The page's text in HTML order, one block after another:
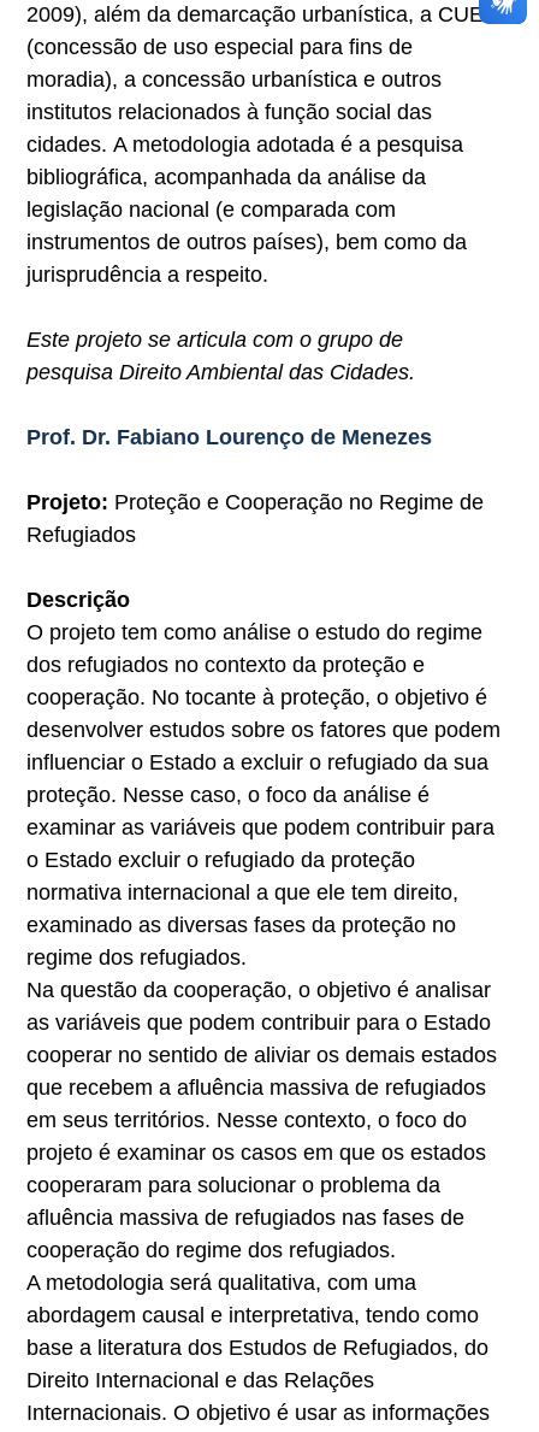
2009), além da demarcação urbanística, a CUEM
(concessão de uso especial para fins de
moradia), a concessão urbanística e outros
institutos relacionados à função social das
cidades. A metodologia adotada é a pesquisa
bibliográfica, acompanhada da análise da
legislação nacional (e comparada com
instrumentos de outros países), bem como da
jurisprudência a respeito.
Este projeto se articula com o grupo de
pesquisa Direito Ambiental das Cidades.
Prof. Dr. Fabiano Lourenço de Menezes
Projeto: Proteção e Cooperação no Regime de
Refugiados
Descrição
O projeto tem como análise o estudo do regime
dos refugiados no contexto da proteção e
cooperação. No tocante à proteção, o objetivo é
desenvolver estudos sobre os fatores que podem
influenciar o Estado a excluir o refugiado da sua
proteção. Nesse caso, o foco da análise é
examinar as variáveis que podem contribuir para
o Estado excluir o refugiado da proteção
normativa internacional a que ele tem direito,
examinado as diversas fases da proteção no
regime dos refugiados.
Na questão da cooperação, o objetivo é analisar
as variáveis que podem contribuir para o Estado
cooperar no sentido de aliviar os demais estados
que recebem a afluência massiva de refugiados
em seus territórios. Nesse contexto, o foco do
projeto é examinar os casos em que os estados
cooperaram para solucionar o problema da
afluência massiva de refugiados nas fases de
cooperação do regime dos refugiados.
A metodologia será qualitativa, com uma
abordagem causal e interpretativa, tendo como
base a literatura dos Estudos de Refugiados, do
Direito Internacional e das Relações
Internacionais. O objetivo é usar as informações